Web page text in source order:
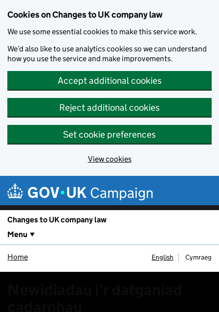
Cookies on Changes to UK company law
We use some essential cookies to make this service work.
We’d also like to use analytics cookies so we can understand
how you use the service and make improvements.
Accept additional cookies
Reject additional cookies
Set cookie preferences
View cookies
Campaign
Changes to UK company law
Menu
Home English Cymraeg